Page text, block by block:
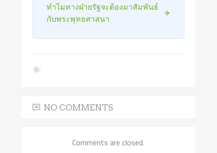
ทำไมทางฝ่ายรัฐจะต้องมาสัมพันธ์
กับพระพุทธศาสนา
NO COMMENTS
Comments are closed.